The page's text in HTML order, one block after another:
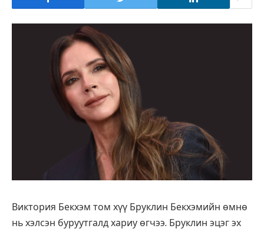
Виктория Бекхэм том хүү Бруклин Бекхэмийн өмнө
нь хэлсэн буруутгалд хариу өгчээ. Бруклин эцэг эх